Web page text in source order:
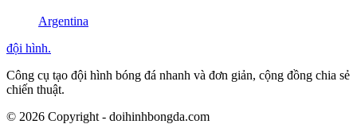
Argentina
đội hình.
Công cụ tạo đội hình bóng đá nhanh và đơn giản, cộng đồng chia sẻ
chiến thuật.
© 2026 Copyright - doihinhbongda.com